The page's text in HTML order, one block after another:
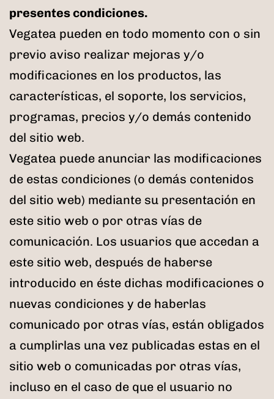
presentes condiciones.
Vegatea pueden en todo momento con o sin
previo aviso realizar mejoras y/o
modificaciones en los productos, las
características, el soporte, los servicios,
programas, precios y/o demás contenido
del sitio web.
Vegatea puede anunciar las modificaciones
de estas condiciones (o demás contenidos
del sitio web) mediante su presentación en
este sitio web o por otras vías de
comunicación. Los usuarios que accedan a
este sitio web, después de haberse
introducido en éste dichas modificaciones o
nuevas condiciones y de haberlas
comunicado por otras vías, están obligados
a cumplirlas una vez publicadas estas en el
sitio web o comunicadas por otras vías,
incluso en el caso de que el usuario no